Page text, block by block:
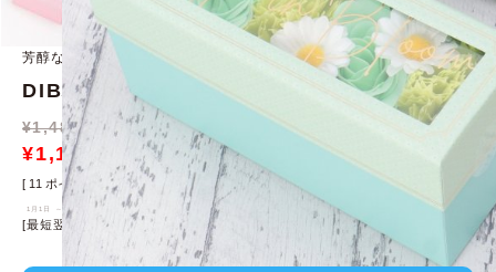
芳醇な花のアロマ香るバスフラワー
DIBバスフラワーギフトハーフ
¥1,480 税込 ¥1,628 →
¥1,110 1,221 25%off
[ 11 ポイント進呈 ]
1月1日 ～ 6月8日
[最短翌日発送！] ※条件あり、 詳細はこちら